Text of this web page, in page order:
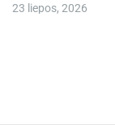
23 liepos, 2026